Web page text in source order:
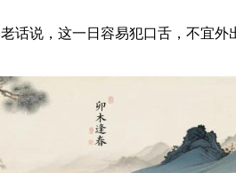
话说，这一日容易犯口舌，不宜